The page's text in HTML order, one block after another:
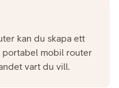
kan du skapa ett
portabel mobil router
vart du vill.